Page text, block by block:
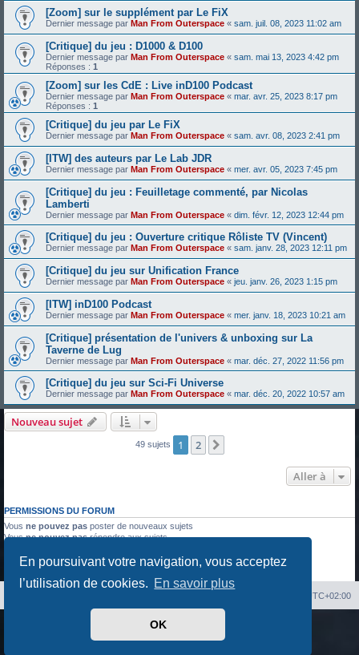
En poursuivant votre navigation, vous acceptez
l’utilisation de cookies. En savoir plus
OK
[Zoom] sur le supplément par Le FiX
Dernier message par Man From Outerspace « sam. juil. 08, 2023 11:02 am
[Critique] du jeu : D1000 & D100
Dernier message par Man From Outerspace « sam. mai 13, 2023 4:42 pm
Réponses : 1
[Zoom] sur les CdE : Live inD100 Podcast
Dernier message par Man From Outerspace « mar. avr. 25, 2023 8:17 pm
Réponses : 1
[Critique] du jeu par Le FiX
Dernier message par Man From Outerspace « sam. avr. 08, 2023 2:41 pm
[ITW] des auteurs par Le Lab JDR
Dernier message par Man From Outerspace « mer. avr. 05, 2023 7:45 pm
[Critique] du jeu : Feuilletage commenté, par Nicolas
Lamberti
Dernier message par Man From Outerspace « dim. févr. 12, 2023 12:44 pm
[Critique] du jeu : Ouverture critique Rôliste TV (Vincent)
Dernier message par Man From Outerspace « sam. janv. 28, 2023 12:11 pm
[Critique] du jeu sur Unification France
Dernier message par Man From Outerspace « jeu. janv. 26, 2023 1:15 pm
[ITW] inD100 Podcast
Dernier message par Man From Outerspace « mer. janv. 18, 2023 10:21 am
[Critique] présentation de l'univers & unboxing sur La
Taverne de Lug
Dernier message par Man From Outerspace « mar. déc. 27, 2022 11:56 pm
[Critique] du jeu sur Sci-Fi Universe
Dernier message par Man From Outerspace « mar. déc. 20, 2022 10:57 am
Nouveau sujet
49 sujets 1 2
Aller à
PERMISSIONS DU FORUM
Vous ne pouvez pas poster de nouveaux sujets
Vousne pouvez pasrépondre aux sujets
Vousne pouvez passupprimer vos messages
ne pouvez pas
UTC+02:00
phpBB® Forum Software © phpBB Limited
phpBB-fr.com